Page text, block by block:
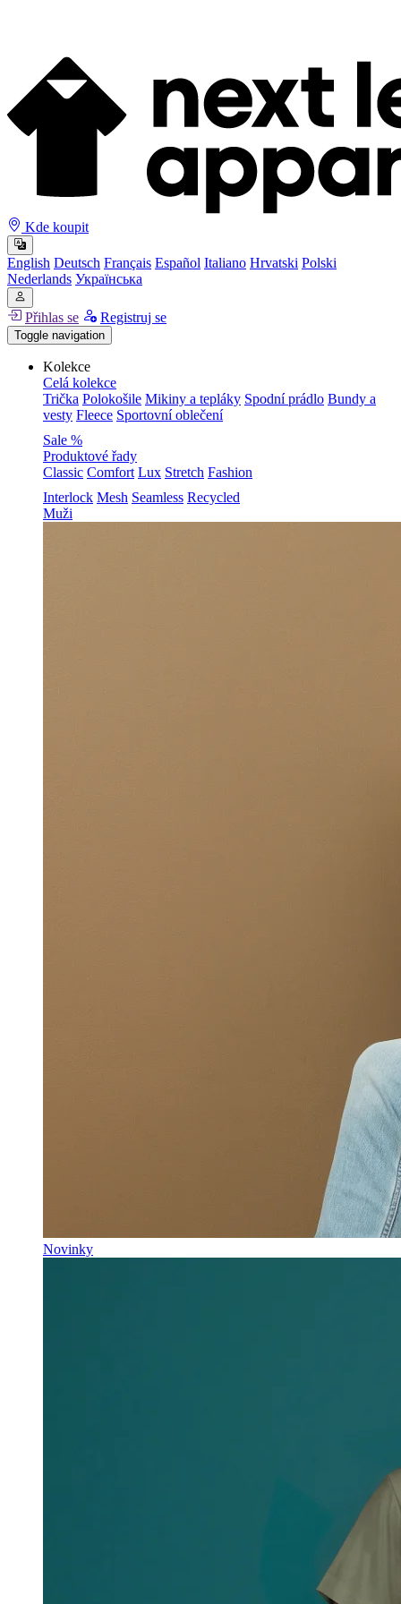
Kde koupit
English Deutsch Français Español Italiano Hrvatski Polski
Nederlands Українська
Přihlas se Registruj se
Toggle navigation
Kolekce
Celá kolekce
Trička Polokošile Mikiny a tepláky Spodní prádlo Bundy a
vesty Fleece Sportovní oblečení
Sale %
Produktové řady
Classic Comfort Lux Stretch Fashion
Interlock Mesh Seamless Recycled
Muži
Novinky